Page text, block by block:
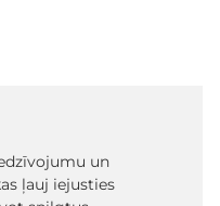
un
ļauj iejusties